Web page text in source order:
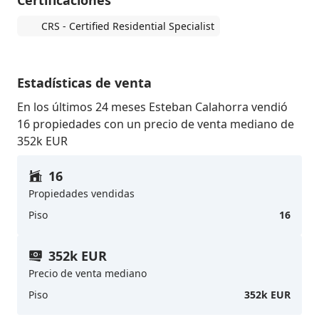
CRS - Certified Residential Specialist
Estadísticas de venta
En los últimos 24 meses Esteban Calahorra vendió
16 propiedades con un precio de venta mediano de
352k EUR
16
Propiedades vendidas
Piso
16
352k EUR
Precio de venta mediano
Piso
352k EUR